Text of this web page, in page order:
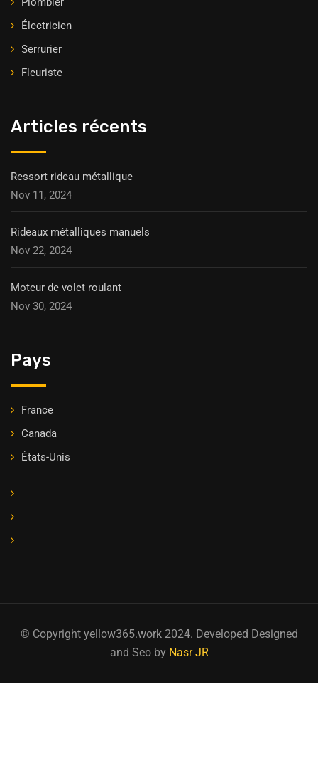
Électricien
Serrurier
Fleuriste
Articles récents
Ressort rideau métallique
Nov 11, 2024
Rideaux métalliques manuels
Nov 22, 2024
Moteur de volet roulant
Nov 30, 2024
Pays
France
Canada
États-Unis
© Copyright yellow365.work 2024. Developed Designed
and Seo by Nasr JR